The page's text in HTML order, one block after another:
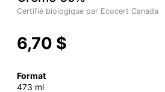
Certifié biologique par Ecocert Canada
6,70 $
Format
473 ml